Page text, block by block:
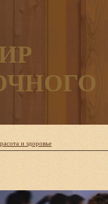
и здоровье